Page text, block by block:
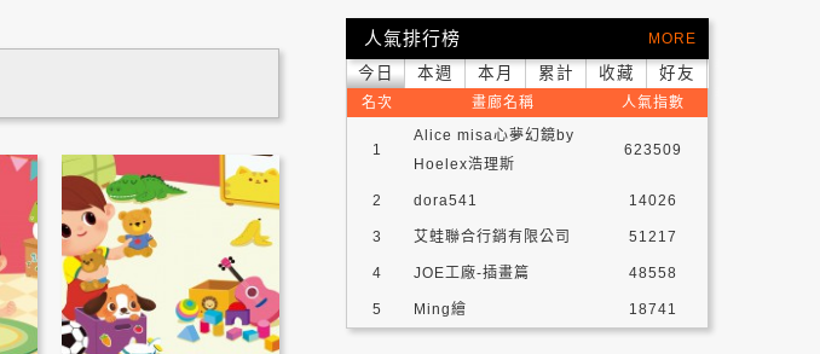
人氣排行榜 MORE
今日 本週 本月 累計 收藏 好友
名次 畫廊名稱 人氣指數
1
Alice misa心夢幻鏡by
Hoelex浩理斯
623509
2 dora541 14026
3 艾蛙聯合行銷有限公司 51217
4 JOE工廠-插畫篇 48558
5 Ming繪 18741